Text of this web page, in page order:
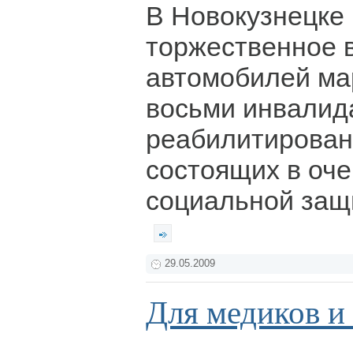
В
торжественное
автомобилей
восьми
состоящих в
социальной
29.05.2009
Для медиков и